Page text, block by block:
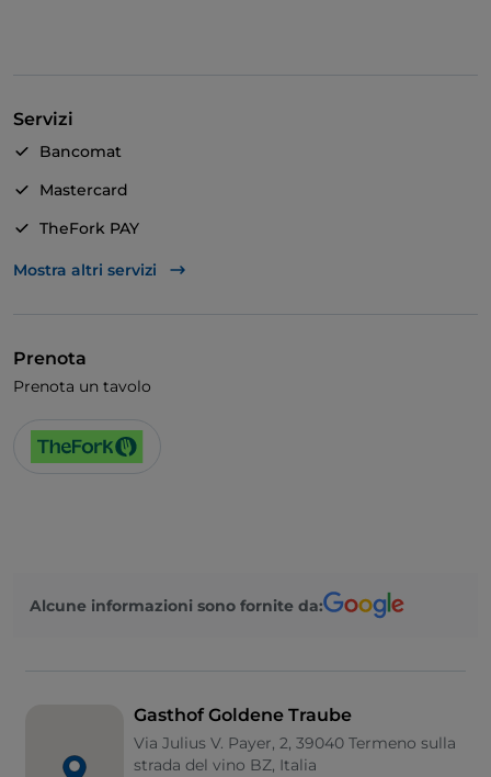
Servizi
Bancomat
Mastercard
TheFork PAY
Unionpay via TheFork PAY
Mostra altri servizi
Prenota
Prenota un tavolo
Alcune informazioni sono fornite da:
Gasthof Goldene Traube
Via Julius V. Payer, 2, 39040 Termeno sulla
strada del vino BZ, Italia